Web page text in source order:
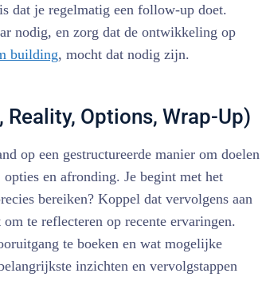
dat je regelmatig een follow-up doet.
nodig, en zorg dat de ontwikkeling op
building, mocht dat nodig zijn.
Reality, Options, Wrap-Up)
op een gestructureerde manier om doelen
en afronding. Je begint met het
bereiken? Koppel dat vervolgens aan
te reflecteren op recente ervaringen.
te boeken en wat mogelijke
inzichten en vervolgstappen